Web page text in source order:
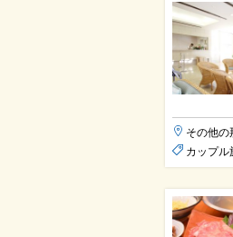
その他の
カップル